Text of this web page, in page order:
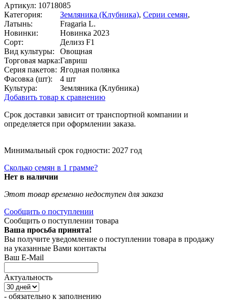
Артикул: 10718085
Категория:
Земляника (Клубника), Серии семян,
Латынь:
Fragaria L.
Новинки:
Новинка 2023
Сорт:
Делизз F1
Вид культуры:
Овощная
Торговая марка:Гавриш
Серия пакетов: Ягодная полянка
Фасовка (шт):
4 шт
Культура:
Земляника (Клубника)
Добавить товар к сравнению
Срок доставки зависит от транспортной компании и
определяется при оформлении заказа.
Минимальный срок годности: 2027 год
Сколько семян в 1 грамме?
Нет в наличии
Этот товар временно недоступен для заказа
Сообщить о поступлении
Сообщить о поступлении товара
Ваша просьба принята!
Вы получите уведомление о поступлении товара в продажу
на указанные Вами контакты
Ваш E-Mail
Актуальность
- обязательно к заполнению